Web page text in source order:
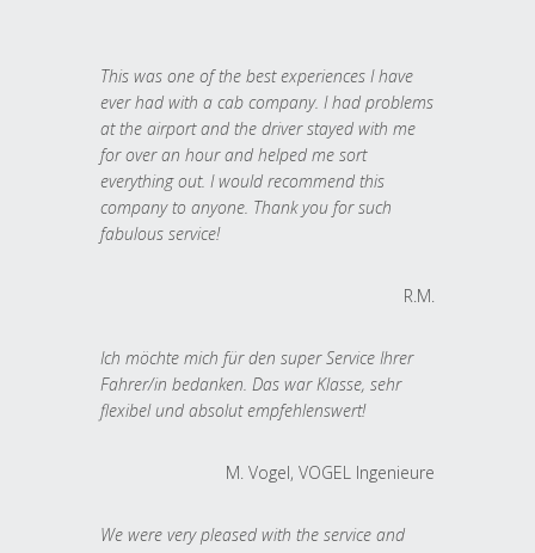
This was one of the best experiences I have
ever had with a cab company. I had problems
at the airport and the driver stayed with me
for over an hour and helped me sort
everything out. I would recommend this
company to anyone. Thank you for such
fabulous service!
R.M.
Ich möchte mich für den super Service Ihrer
Fahrer/in bedanken. Das war Klasse, sehr
flexibel und absolut empfehlenswert!
M. Vogel, VOGEL Ingenieure
We were very pleased with the service and